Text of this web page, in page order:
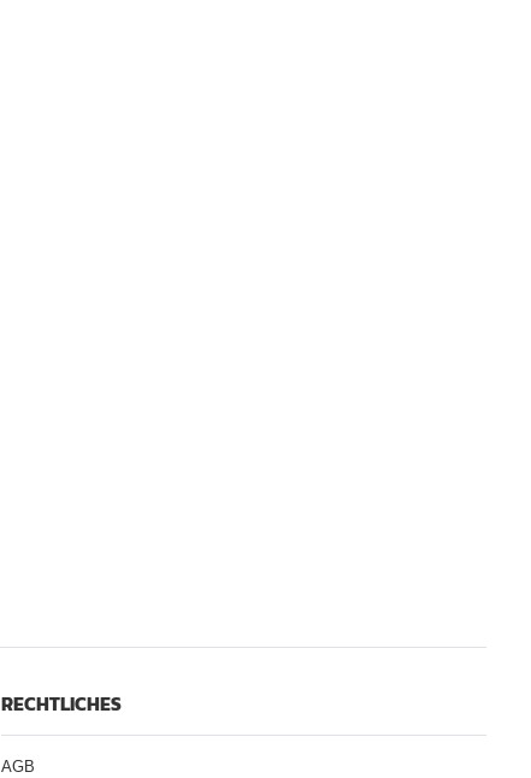
RECHTLICHES
AGB